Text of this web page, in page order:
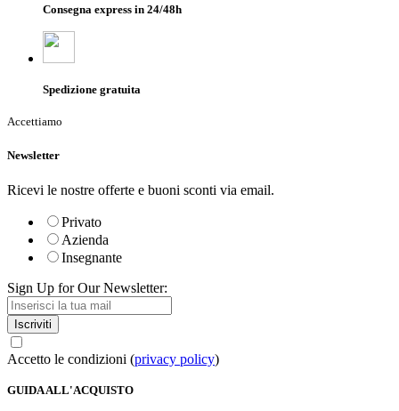
Consegna express in 24/48h
Spedizione gratuita
Accettiamo
Newsletter
Ricevi le nostre offerte e buoni sconti via email.
Privato
Azienda
Insegnante
Sign Up for Our Newsletter:
Iscriviti
Accetto le condizioni (privacy policy)
GUIDA ALL'ACQUISTO